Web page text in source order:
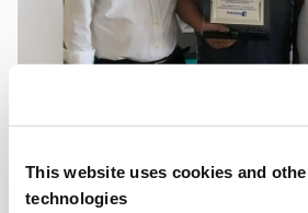
This website uses cookies and
technologies